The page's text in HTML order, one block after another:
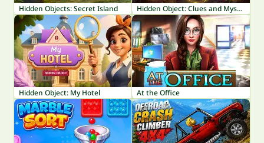
Hidden Objects: Secret Island Hidden Object: Clues and Mysteries
Hidden Object: My Hotel At the Office